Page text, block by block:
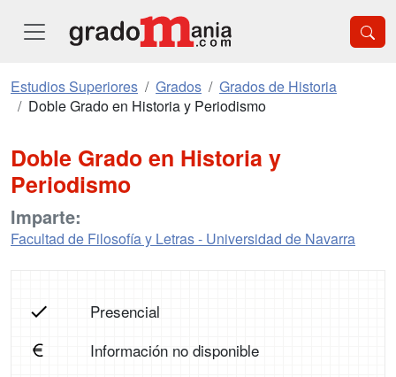
Estudios Superiores Grados
Grados de Historia
Doble Grado en Historia y Periodismo
Doble Grado en Historia y
Periodismo
Imparte:
Facultad de Filosofía y Letras - Universidad de Navarra
Presencial
Información no disponible